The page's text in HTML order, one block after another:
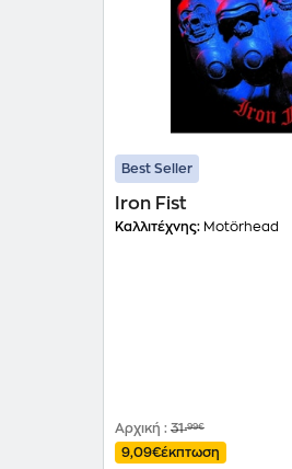
Best Seller
Iron Fist
Καλλιτέχνης: Motörhead
Αρχική : 31,99€
9,09€έκπτωση